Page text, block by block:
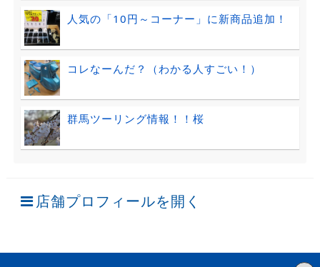
人気の「10円～コーナー」に新商品追加！
コレなーんだ？（わかる人すごい！）
群馬ツーリング情報！！桜
店舗プロフィールを開く